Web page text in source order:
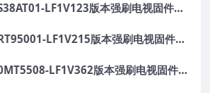
TCL电视V8-S38AT01-LF1V123版本强刷电视固件包下载
TCL电视V8-RT95001-LF1V215版本强刷电视固件包下载
TCL电视V8-0MT5508-LF1V362版本强刷电视固件包下载